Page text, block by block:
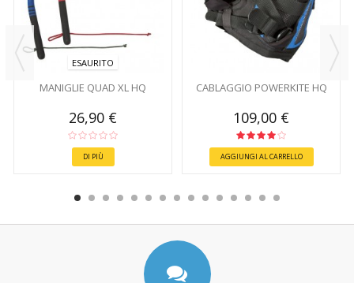
ESAURITO
MANIGLIE QUAD XL HQ
26,90 €
DI PIÙ
CABLAGGIO POWERKITE HQ
109,00 €
AGGIUNGI AL CARRELLO